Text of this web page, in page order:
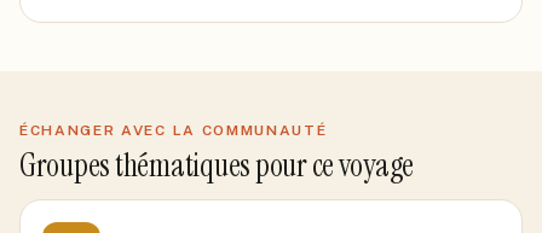
ÉCHANGER AVEC LA COMMUNAUTÉ
Groupes thématiques pour ce voyage